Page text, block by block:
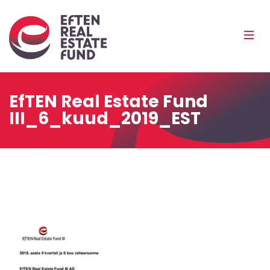
EfTEN Real Estate Fund
III_6_kuud_2019_EST